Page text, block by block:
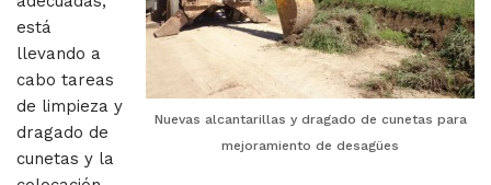
Nuevas alcantarillas y dragado de cunetas para
mejoramiento de desagües
está
llevando a
cabo tareas
de limpieza y
dragado de
cunetas y la